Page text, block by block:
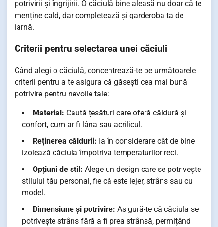
potrivirii și îngrijirii. O căciulă bine aleasă nu doar că te
menține cald, dar completează și garderoba ta de
iarnă.
Criterii pentru selectarea unei căciuli
Când alegi o căciulă, concentrează-te pe următoarele
criterii pentru a te asigura că găsești cea mai bună
potrivire pentru nevoile tale:
Material: Caută țesături care oferă căldură și
confort, cum ar fi lâna sau acrilicul.
Reținerea căldurii: Ia în considerare cât de bine
izolează căciula împotriva temperaturilor reci.
Opțiuni de stil: Alege un design care se potrivește
stilului tău personal, fie că este lejer, strâns sau cu
model.
Dimensiune și potrivire: Asigură-te că căciula se
potrivește strâns fără a fi prea strânsă, permițând